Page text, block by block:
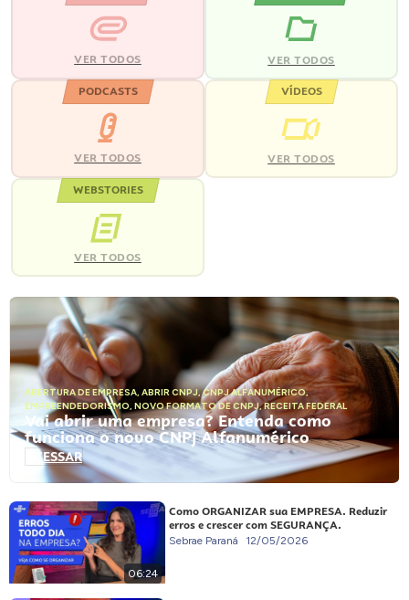
VER TODOS VER TODOS
PODCASTS
VER TODOS
VÍDEOS
VER TODOS
WEBSTORIES
VER TODOS
ABERTURA DE EMPRESA, ABRIR CNPJ,CNPJ ALFANUMÉRICO,
EMPREENDEDORISMO, NOVO FORMATO DE CNPJ,RECEITA FEDERAL
Vai abrir uma empresa? Entenda como
funciona o novo CNPJ Alfanumérico
ACESSAR
06:24
Como ORGANIZAR sua EMPRESA. Reduzir
erros e crescer com SEGURANÇA.
Sebrae Paraná 12/05/2026